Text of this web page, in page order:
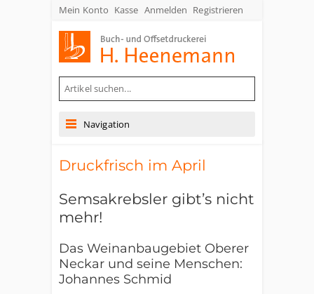
Mein Konto Kasse Anmelden Registrieren
Navigation
Druckfrisch im April
Semsakrebsler gibt’s nicht
mehr!
Das Weinanbaugebiet Oberer
Neckar und seine Menschen:
Johannes Schmid